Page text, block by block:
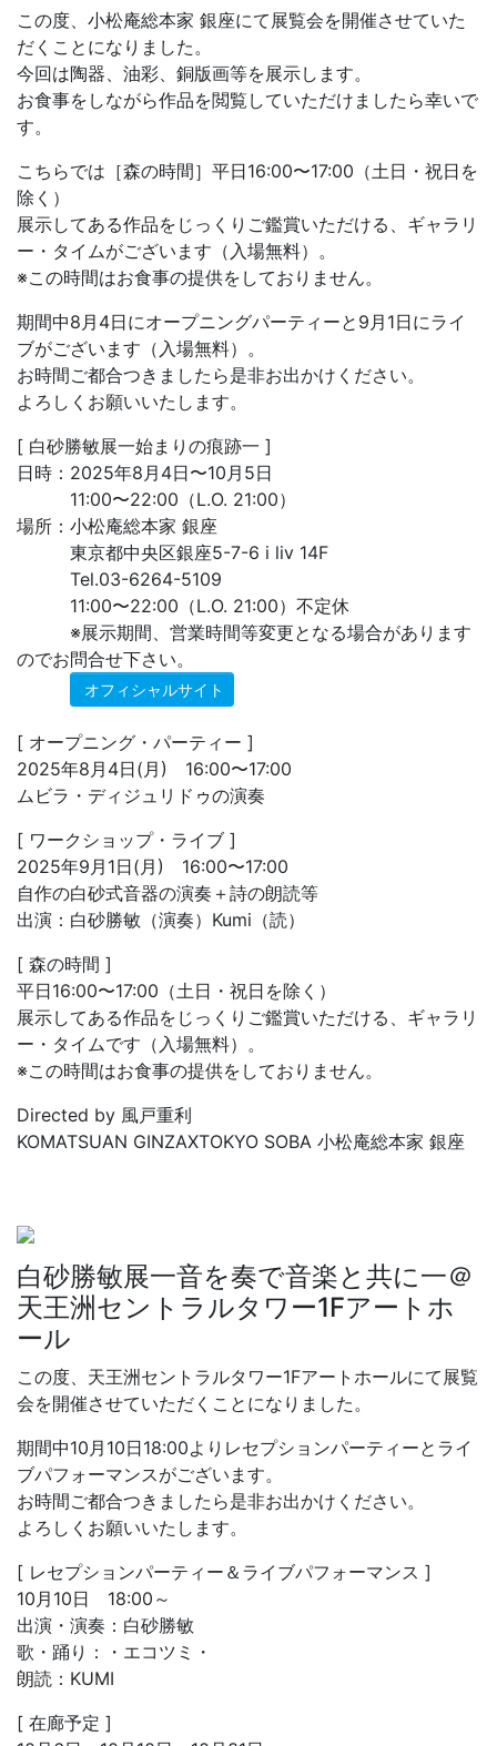
この度、小松庵総本家 銀座にて展覧会を開催させていた
だくことになりました。
今回は陶器、油彩、銅版画等を展示します。
お食事をしながら作品を閲覧していただけましたら幸いで
す。
こちらでは［森の時間］平日16:00〜17:00（土日・祝日を
除く）
展示してある作品をじっくりご鑑賞いただける、ギャラリ
ー・タイムがございます（入場無料）。
※この時間はお食事の提供をしておりません。
期間中8月4日にオープニングパーティーと9月1日にライ
ブがございます（入場無料）。
お時間ご都合つきましたら是非お出かけください。
よろしくお願いいたします。
[ 白砂勝敏展一始まりの痕跡一 ]
日時：2025年8月4日〜10月5日
11:00〜22:00（L.O. 21:00）
場所：小松庵総本家 銀座
東京都中央区銀座5-7-6 i liv 14F
Tel.03-6264-5109
11:00〜22:00（L.O. 21:00）不定休
※展示期間、営業時間等変更となる場合があります
のでお問合せ下さい。
オフィシャルサイト
[ オープニング・パーティー ]
2025年8月4日(月) 16:00〜17:00
ムビラ・ディジュリドゥの演奏
[ ワークショップ・ライブ ]
2025年9月1日(月) 16:00〜17:00
自作の白砂式音器の演奏＋詩の朗読等
出演：白砂勝敏（演奏）Kumi（読）
[ 森の時間 ]
平日16:00〜17:00（土日・祝日を除く）
展示してある作品をじっくりご鑑賞いただける、ギャラリ
ー・タイムです（入場無料）。
※この時間はお食事の提供をしておりません。
Directed by 風戸重利
KOMATSUAN GINZAXTOKYO SOBA 小松庵総本家 銀座
白砂勝敏展一音を奏で音楽と共に一＠
天王洲セントラルタワー1Fアートホ
ール
この度、天王洲セントラルタワー1Fアートホールにて展覧
会を開催させていただくことになりました。
期間中10月10日18:00よりレセプションパーティーとライ
ブパフォーマンスがございます。
お時間ご都合つきましたら是非お出かけください。
よろしくお願いいたします。
[ レセプションパーティー＆ライブパフォーマンス ]
10月10日 18:00～
出演・演奏：白砂勝敏
歌・踊り：・エコツミ・
朗読：KUMI
[ 在廊予定 ]